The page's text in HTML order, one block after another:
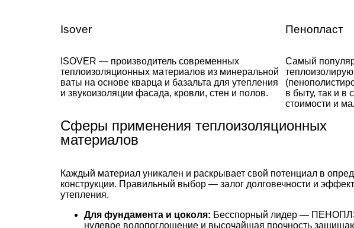
Isover
ISOVER — производитель современных
теплоизоляционных материалов из минеральной
ваты на основе кварца и базальта для утепления
и звукоизоляции фасада, кровли, стен и полов.
Пенопласт
Самый
в быту, так и в
стоимости и
Сферы применения теплоизоляционных
материалов
Каждый материал уникален и раскрывает свой потенциал в
конструкции. Правильный выбор — залог долговечности и
утепления.
Для фундамента и цоколя: Бесспорный лидер —
нулевое водопоглощение и высочайшая прочность